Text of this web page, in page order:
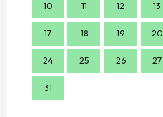
10 11 12 13
17 18 19 20
24 25 26 27
31